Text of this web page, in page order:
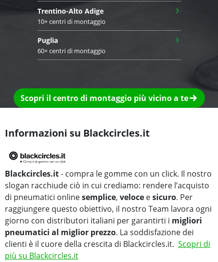
Trentino-Alto Adige
10+ centri di montaggio
›
Puglia
60+ centri di montaggio
›
Scopri il centro di montaggio più vicino a te
Informazioni su Blackcircles.it
Blackcircles.it- compra le gomme con un click. Il nostro
slogan racchiude ciò in cui crediamo: rendere l’acquisto
di pneumatici onlinesemplice, veloce esicuro. Per
raggiungere questo obiettivo, il nostro Team lavora ogni
giorno con distributori italiani per garantirti i migliori
pneumatici al miglior prezzo. La soddisfazione dei
clienti è il cuore della crescita di Blackcircles.it. Scopri di
più su Blackcircles.it